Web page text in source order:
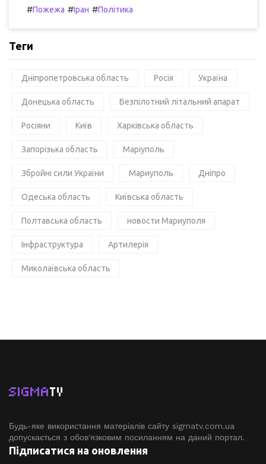
#Пожежа #Іран #Політика
Теги
Дніпропетровська область Росія Україна
Донецька область Безпілотний літальний апарат
Росіяни Київ Харківська область
Запорізька область Маріуполь
Збройні сили України Мариуполь Дніпро
Одеська область Київська область
Полтавська область новости Мариуполя
Інфраструктура Артилерія
Миколаївська область
SIGMATV
Будь-яке використання матеріалів сайту sigmatv.com.ua
допускається з обов'язковим посиланням на даний портал.
Підписатися на оновлення